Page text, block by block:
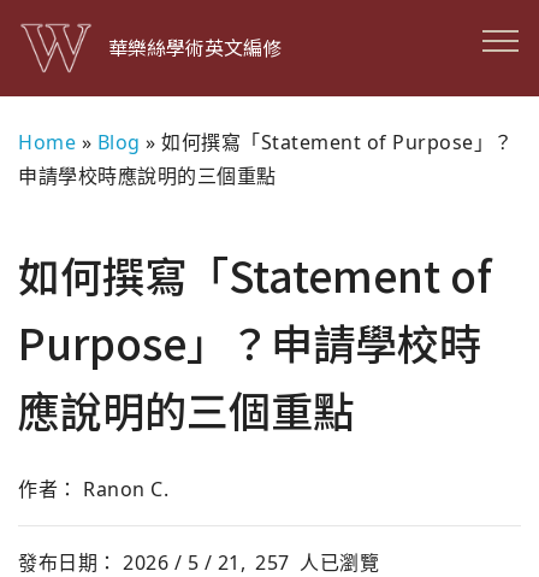
華樂絲學術英文編修
Home » Blog » 如何撰寫「Statement of Purpose」？
申請學校時應說明的三個重點
如何撰寫「Statement of
Purpose」？申請學校時
應說明的三個重點
作者： Ranon C.
發布日期： 2026 / 5 / 21, 257 人已瀏覽